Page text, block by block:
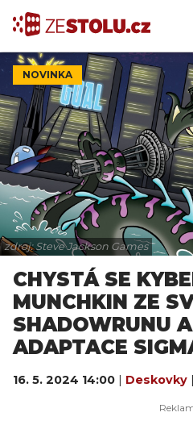
NOVINKA
zdroj: Steve Jackson Games
CHYSTÁ SE
MUNCHKIN ZE
SHADOWRUNU
ADAPTACE
16. 5. 2024 14:00 | Deskovky